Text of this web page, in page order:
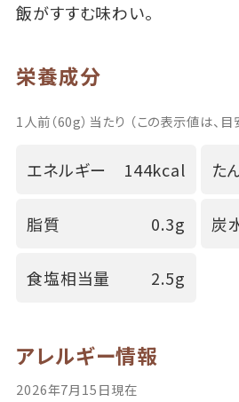
飯がすすむ味わい。
栄養成分
1人前（60g）当たり （この表示値は、目安
エネルギー 144kcal た
脂質 0.3g 炭
食塩相当量 2.5g
アレルギー情報
2026年7月15日現在